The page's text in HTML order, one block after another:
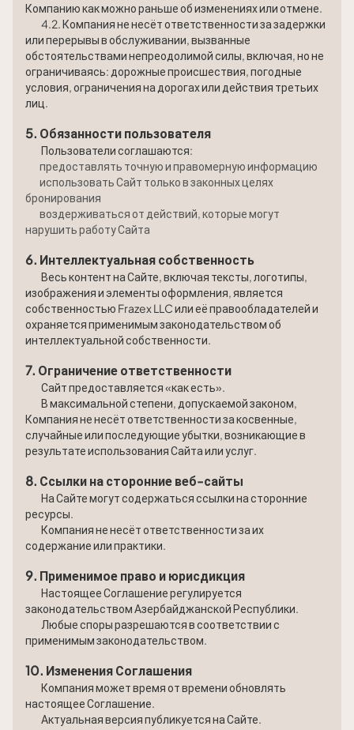
Компанию как можно раньше об изменениях или отмене.
4.2. Компания не несёт ответственности за задержки
или перерывы в обслуживании, вызванные
обстоятельствами непреодолимой силы, включая, но не
ограничиваясь: дорожные происшествия, погодные
условия, ограничения на дорогах или действия третьих
лиц.
5. Обязанности пользователя
Пользователи соглашаются:
предоставлять точную и правомерную информацию
использовать Сайт только в законных целях
бронирования
воздерживаться от действий, которые могут
нарушить работу Сайта
6. Интеллектуальная собственность
Весь контент на Сайте, включая тексты, логотипы,
изображения и элементы оформления, является
собственностью Frazex LLC или её правообладателей и
охраняется применимым законодательством об
интеллектуальной собственности.
7. Ограничение ответственности
Сайт предоставляется «как есть».
В максимальной степени, допускаемой законом,
Компания не несёт ответственности за косвенные,
случайные или последующие убытки, возникающие в
результате использования Сайта или услуг.
8. Ссылки на сторонние веб-сайты
На Сайте могут содержаться ссылки на сторонние
ресурсы.
Компания не несёт ответственности за их
содержание или практики.
9. Применимое право и юрисдикция
Настоящее Соглашение регулируется
законодательством Азербайджанской Республики.
Любые споры разрешаются в соответствии с
применимым законодательством.
10. Изменения Соглашения
Компания может время от времени обновлять
настоящее Соглашение.
Актуальная версия публикуется на Сайте.